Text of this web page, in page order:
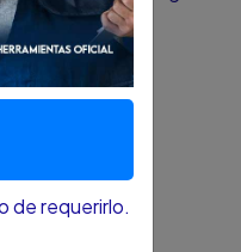
60
de requerirlo.